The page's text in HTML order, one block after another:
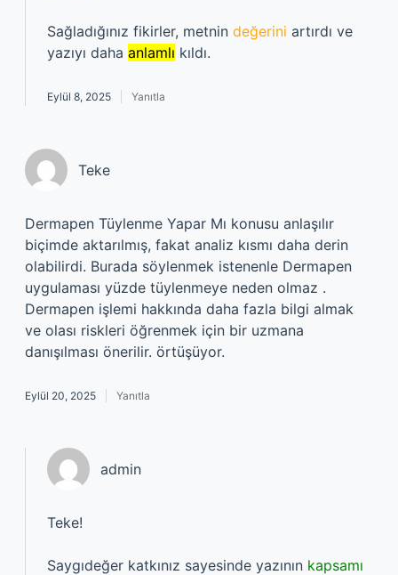
Sağladığınız fikirler, metnin değerini artırdı ve
yazıyı daha anlamlı kıldı.
Eylül 8, 2025 Yanıtla
Teke
Dermapen Tüylenme Yapar Mı konusu anlaşılır
biçimde aktarılmış, fakat analiz kısmı daha derin
olabilirdi. Burada söylenmek istenenle Dermapen
uygulaması yüzde tüylenmeye neden olmaz .
Dermapen işlemi hakkında daha fazla bilgi almak
ve olası riskleri öğrenmek için bir uzmana
danışılması önerilir. örtüşüyor.
Eylül 20, 2025 Yanıtla
admin
Teke!
Saygıdeğer katkınız sayesinde yazının kapsamı